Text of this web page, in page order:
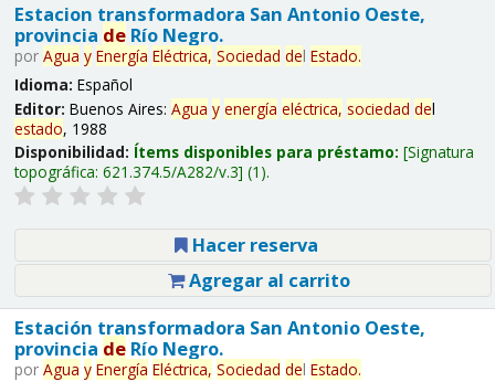
Estacion transformadora San Antonio Oeste,
provincia deRío Negro.
por Agua y Energía Eléctrica, Sociedad del Estado.
Idioma: Español
Editor: Buenos Aires: Agua y energía eléctrica, sociedad del
estado, 1988
Disponibilidad: Ítems disponibles para préstamo: Signatura
topográfica: 621.374.5/A282/v.3 (1).
Hacer reserva
Agregar al carrito
Estación transformadora San Antonio Oeste,
provincia deRío Negro.
por Agua y Energía Eléctrica, Sociedad del Estado.